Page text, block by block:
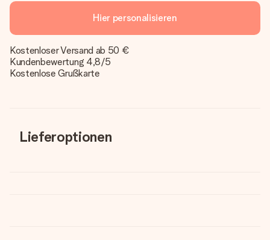
Hier personalisieren
Kostenloser Versand ab 50 €
Kundenbewertung 4,8/5
Kostenlose Grußkarte
Lieferoptionen